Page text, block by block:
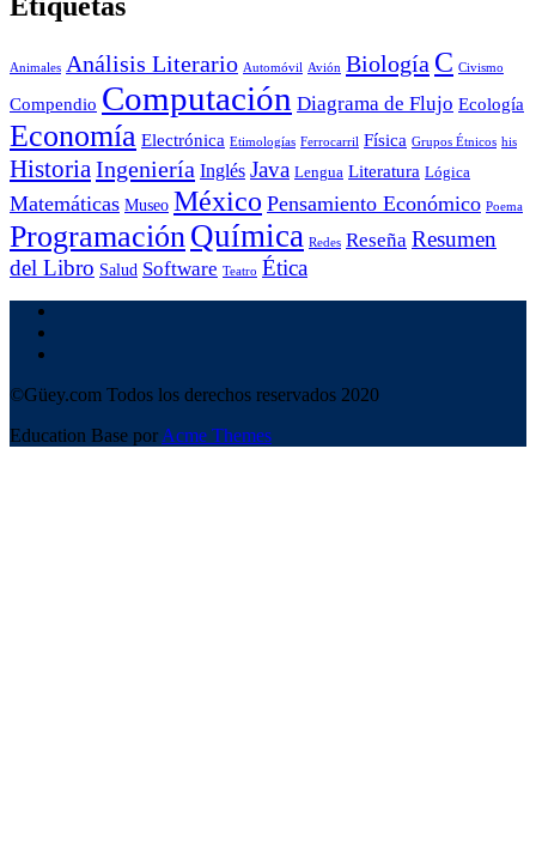
Etiquetas
Animales Análisis Literario Automóvil Avión Biología C Civismo
Compendio Computación Diagrama de Flujo Ecología
Economía Electrónica Etimologías Ferrocarril Física Grupos Étnicos his
HistoriaIngeniería Inglés Java Lengua Literatura Lógica
Matemáticas Museo México Pensamiento Económico Poema
ProgramaciónQuímica Redes Reseña Resumen
del Libro Salud Software Teatro Ética
©Güey.com Todos los derechos reservados 2020
Education Base por Acme Themes